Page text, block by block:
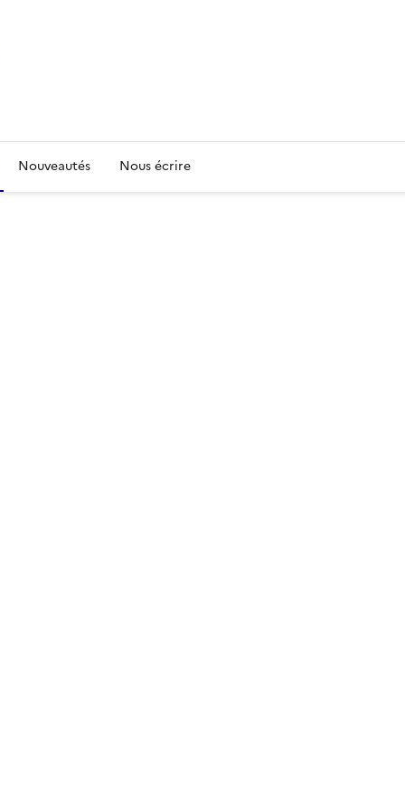
Nouveautés Nous écrire